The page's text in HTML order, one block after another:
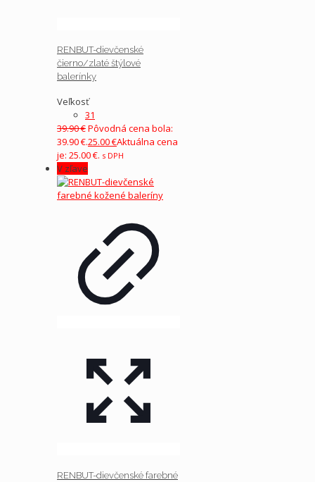
RENBUT-dievčenské
čierno/zlaté štýlové
balerínky
Veľkosť
31
39.90€Pôvodná cena bola:
39.90 €.25.00€Aktuálna cena
je: 25.00 €. s DPH
V zľave
RENBUT-dievčenské farebné